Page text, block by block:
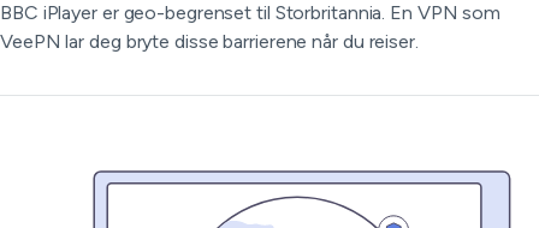
BBC iPlayer er geo-begrenset til Storbritannia. En VPN som
VeePN lar deg bryte disse barrierene når du reiser.